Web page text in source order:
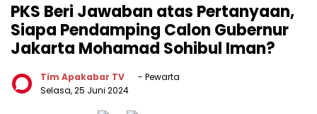
PKS Beri Jawaban atas Pertanyaan,
Siapa Pendamping Calon Gubernur
Jakarta Mohamad Sohibul Iman?
Tim Apakabar TV
- Pewarta
Selasa, 25 Juni 2024